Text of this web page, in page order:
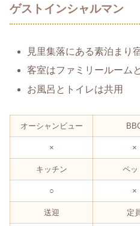
ゲストインシャルマン
見里集落にある素泊まり
客室はファミリールーム
お風呂とトイレは共用
オーシャンビュー
× ×
キッチン ペッ
○ ×
送迎 定